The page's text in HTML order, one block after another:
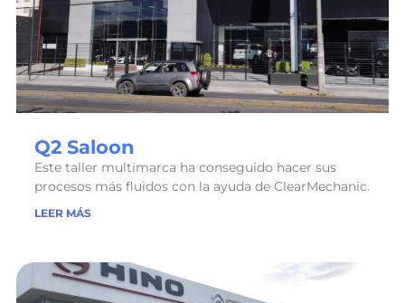
Q2 Saloon
Este taller multimarca ha conseguido hacer sus
procesos más fluidos con la ayuda de ClearMechanic.
LEER MÁS